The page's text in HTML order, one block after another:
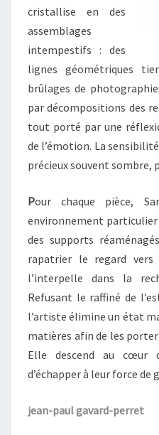
cristallise en des
assemblages
intempestifs : des
lignes géométriques
brûlages de
par décompositions des
tout porté par une
de l’émotion. La
précieux souvent sombre,
Pour chaque pièce,
environnement particulier
des supports
rapatrier le regard
l’interpelle dans la
Refusant le raffiné de
l’artiste élimine un état
matières afin de les
Elle descend au cœur
d’échapper à leur force de
jean-paul gavard-perret